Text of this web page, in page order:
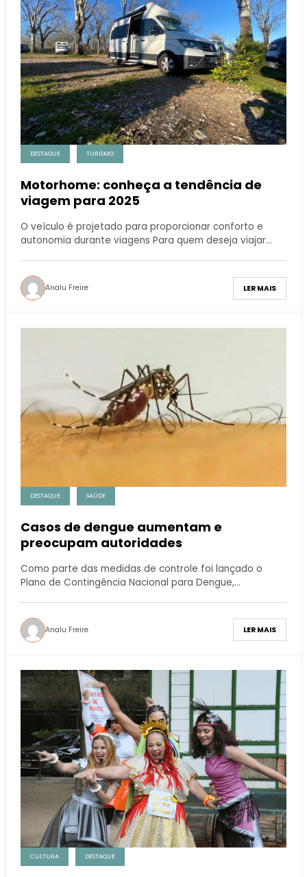
DESTAQUE TURISMO
Motorhome: conheça a tendência de
viagem para 2025
O veículo é projetado para proporcionar conforto e
autonomia durante viagens Para quem deseja viajar…
Analu Freire LER MAIS
DESTAQUE SAÚDE
Casos de dengue aumentam e
preocupam autoridades
Como parte das medidas de controle foi lançado o
Plano de Contingência Nacional para Dengue,…
Analu Freire LER MAIS
CULTURA DESTAQUE